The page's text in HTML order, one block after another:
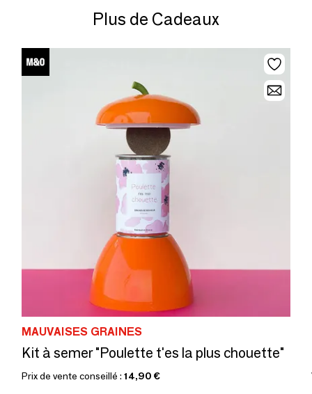
Plus de Cadeaux
MAUVAISES GRAINES
Kit à semer "Poulette t'es la plus chouette"
Prix de vente conseillé : 14,90 €